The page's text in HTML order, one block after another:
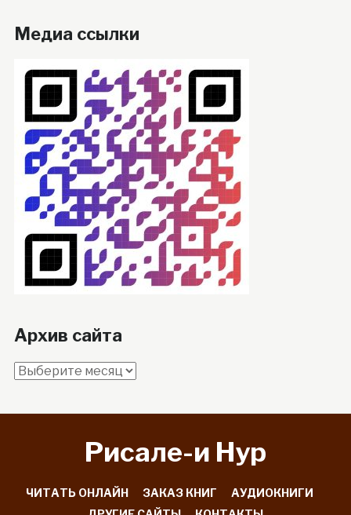
Медиа ссылки
Архив сайта
Архив
Рисале-и Hyp
ЧИТАТЬ ОНЛАЙН ЗАКАЗ КНИГ
АУДИОКНИГИ